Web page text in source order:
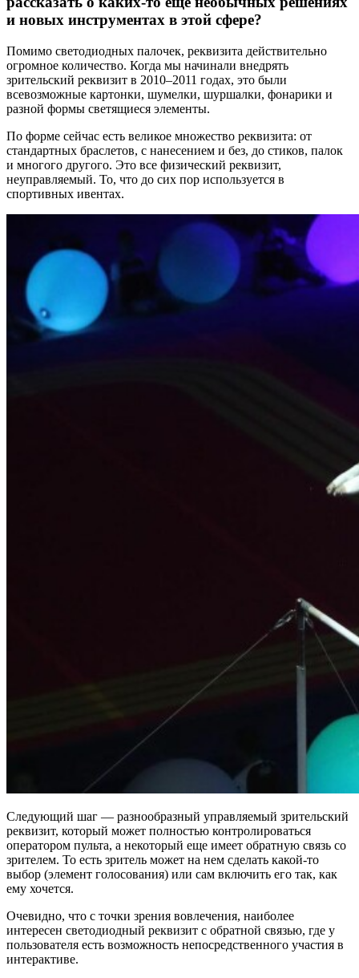
и новых инструментах в этой сфере?
Помимо светодиодных палочек, реквизита действительно
огромное количество. Когда мы начинали внедрять
зрительский реквизит в 2010–2011 годах, это были
всевозможные картонки, шумелки, шуршалки, фонарики и
разной формы светящиеся элементы.
По форме сейчас есть великое множество реквизита: от
стандартных браслетов, с нанесением и без, до стиков, палок
и многого другого. Это все физический реквизит,
неуправляемый. То, что до сих пор используется в
спортивных ивентах.
Следующий шаг — разнообразный управляемый зрительский
реквизит, который может полностью контролироваться
оператором пульта, а некоторый еще имеет обратную связь со
зрителем. То есть зритель может на нем сделать какой-то
выбор (элемент голосования) или сам включить его так, как
ему хочется.
Очевидно, что с точки зрения вовлечения, наиболее
интересен светодиодный реквизит с обратной связью, где у
пользователя есть возможность непосредственного участия в
интерактиве.